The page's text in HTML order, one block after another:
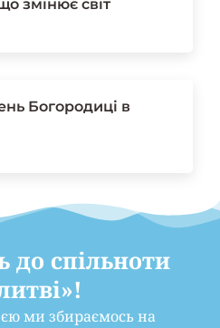
змінює світ
Богородиці в
до спільноти
ми збираємось на